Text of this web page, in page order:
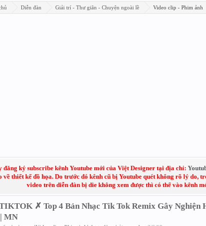
Diễn đàn Giải trí - Thư giãn - Chuyện ngoài lề Video clip - Phim ảnh
đăng ký subscribe kênh Youtube mới của Việt Designer tại địa chỉ:
về thiết kế đồ họa. Do trước đó kênh cũ bị Youtube quét không rõ lý do,
video trên diễn đàn bị die không xem được thì có thể vào kênh
✗ Top 4 Bản Nhạc Tik Tok Remix Gây Nghiện
MN